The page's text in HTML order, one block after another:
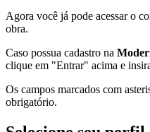
Agora você já pode acessar o
obra.
Caso possua cadastro na
clique em "Entrar" acima e
Os campos marcados com
obrigatório.